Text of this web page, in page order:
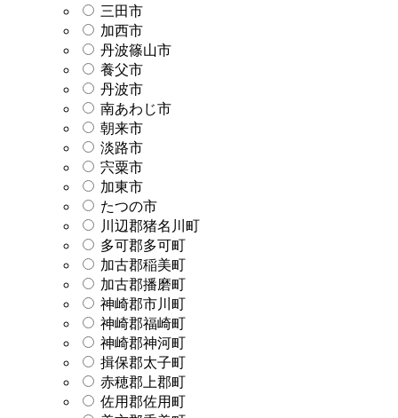
三田市
加西市
丹波篠山市
養父市
丹波市
南あわじ市
朝来市
淡路市
宍粟市
加東市
たつの市
川辺郡猪名川町
多可郡多可町
加古郡稲美町
加古郡播磨町
神崎郡市川町
神崎郡福崎町
神崎郡神河町
揖保郡太子町
赤穂郡上郡町
佐用郡佐用町